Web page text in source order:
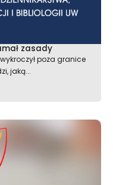
zasady
poza granice
jaką...